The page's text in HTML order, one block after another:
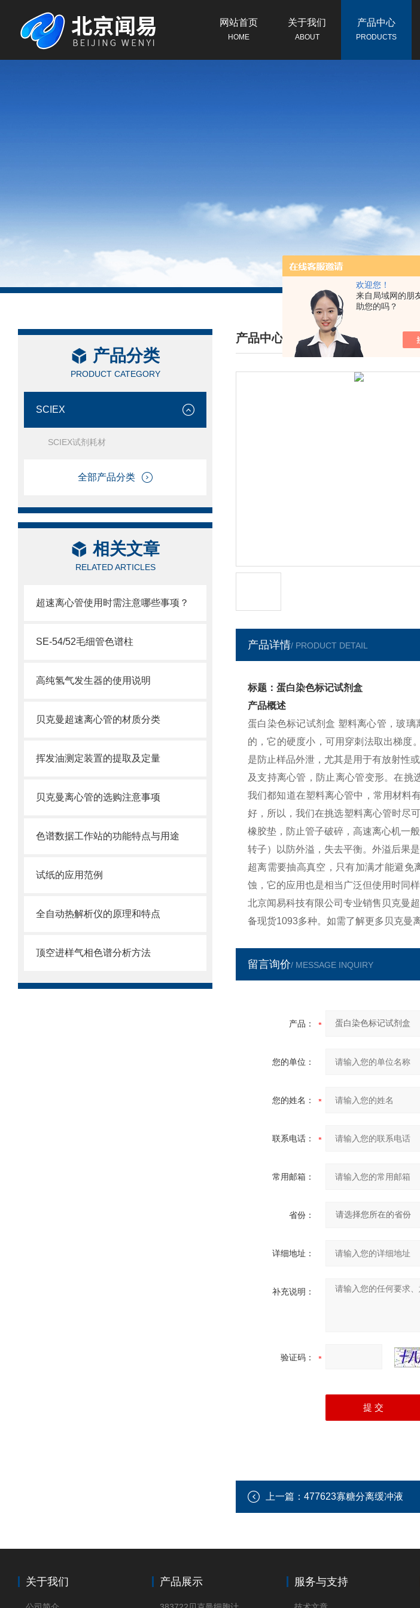
欢迎您！
来自局域网的朋
助您的吗？
网站首页
HOME
关于我们
ABOUT
产品中心
PRODUCTS
产品分类
PRODUCT CATEGORY
SCIEX
SCIEX试剂耗材
全部产品分类
相关文章
RELATED ARTICLES
超速离心管使用时需注意哪些事项？
SE-54/52毛细管色谱柱
高纯氢气发生器的使用说明
贝克曼超速离心管的材质分类
挥发油测定装置的提取及定量
贝克曼离心管的选购注意事项
色谱数据工作站的功能特点与用途
试纸的应用范例
全自动热解析仪的原理和特点
顶空进样气相色谱分析方法
产品中心
/ PRODUCTS CENTER
产品详情/ PRODUCT DETAIL
标题：蛋白染色标记试剂盒
产品概述
蛋白染色标记试剂盒 塑料离心管，玻
的，它的硬度小，可用穿刺法取出梯度
是防止样品外泄，尤其是用于有放射性
及支持离心管，防止离心管变形。在挑
我们都知道在塑料离心管中，常用材料
好，所以，我们在挑选塑料离心管时尽
橡胶垫，防止管子破碎，高速离心机一
转子）以防外溢，失去平衡。外溢后果
超离需要抽高真空，只有加满才能避免
蚀，它的应用也是相当广泛但使用时同
北京闻易科技有限公司专业销售贝克曼
备现货1093多种。如需了解更多贝克曼
留言询价/ MESSAGE INQUIRY
产品：
您的单位：
您的姓名：
联系电话：
常用邮箱：
省份：
详细地址：
补充说明：
验证码：
上一篇： 477623寡糖分离缓冲液
关于我们 产品展示 服务与支持